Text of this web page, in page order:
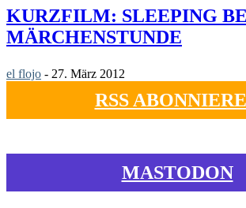
KURZFILM: SLEEPING
MÄRCHENSTUNDE
el flojo - 27. März 2012
RSS
MASTODON